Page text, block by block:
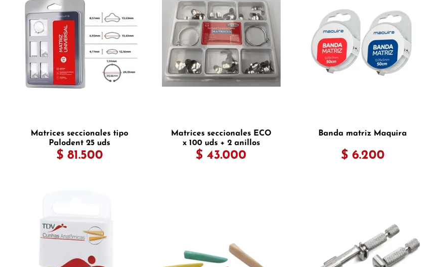
Matrices seccionales tipo
Palodent 25 uds
$ 81.500
Matrices seccionales ECO
x 100 uds + 2 anillos
$ 43.000
Banda matriz Maquira
$ 6.200